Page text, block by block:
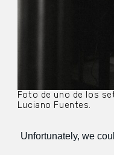
Foto de uno de los
Luciano Fuentes.